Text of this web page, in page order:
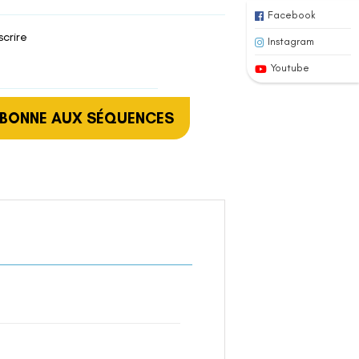
Facebook
Instagram
Youtube
AUX SÉQUENCES